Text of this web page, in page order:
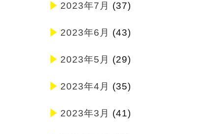
2023年7月 (37)
2023年6月 (43)
2023年5月 (29)
2023年4月 (35)
2023年3月 (41)